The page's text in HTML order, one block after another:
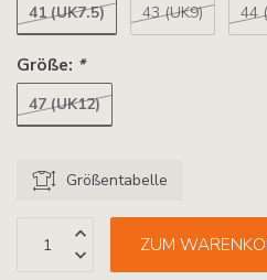
41 (UK7.5) 43 (UK9) 44
Größe: *
47 (UK12)
Größentabelle
ZUM